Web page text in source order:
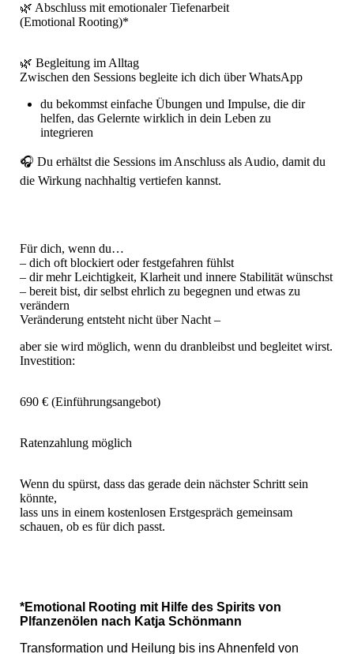
🌿 Abschluss mit emotionaler Tiefenarbeit
(Emotional Rooting)*
🌿 Begleitung im Alltag
Zwischen den Sessions begleite ich dich über WhatsApp
du bekommst einfache Übungen und Impulse, die dir
helfen, das Gelernte wirklich in dein Leben zu
integrieren
🎧 Du erhältst die Sessions im Anschluss als Audio, damit du
die Wirkung nachhaltig vertiefen kannst.
Für dich, wenn du…
– dich oft blockiert oder festgefahren fühlst
– dir mehr Leichtigkeit, Klarheit und innere Stabilität wünschst
– bereit bist, dir selbst ehrlich zu begegnen und etwas zu
verändern
Veränderung entsteht nicht über Nacht –
aber sie wird möglich, wenn du dranbleibst und begleitet wirst.
Investition:
690 € (Einführungsangebot)
Ratenzahlung möglich
Wenn du spürst, dass das gerade dein nächster Schritt sein
könnte,
lass uns in einem kostenlosen Erstgespräch gemeinsam
schauen, ob es für dich passt.
*Emotional Rooting mit Hilfe des Spirits von
Plfanzenölen nach Katja Schönmann
Transformation und Heilung bis ins Ahnenfeld von